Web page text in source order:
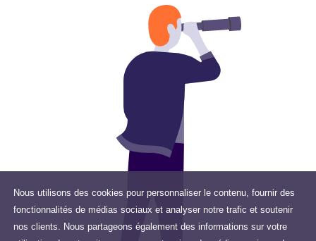
Nous utilisons des cookies pour personnaliser le contenu, fournir des
fonctionnalités de médias sociaux et analyser notre trafic et soutenir
nos clients. Nous partageons également des informations sur votre